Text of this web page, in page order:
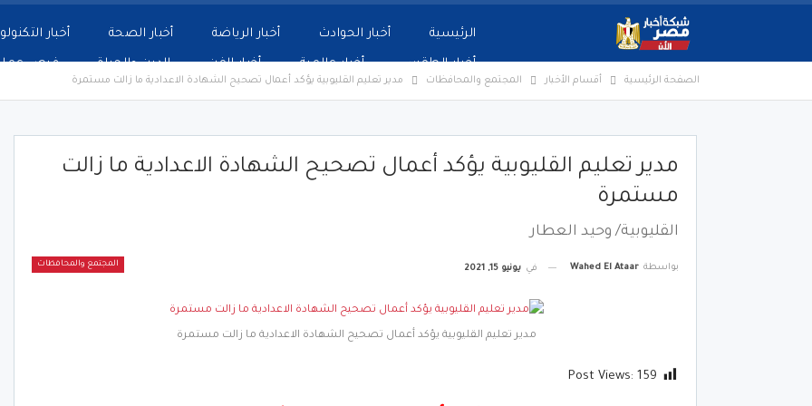
الرئيسية أخبار الحوادث أخبار الرياضة أخبار الصحة أخبار
أخبار الطقس أخبار عالمية أخبار الفن الدين والحياة فرص
الصفحة الرئيسية أقسام الأخبار المجتمع والمحافظات مدير تعليم القليوبية يؤكد أعمال تصحيح الشهادة الاعدادية ما زالت مستمرة
مدير تعليم القليوبية يؤكد أعمال تصحيح الشهادة الاعدادية ما زالت
مستمرة
القليوبية/ وحيد العطار
المجتمع والمحافظات بواسطة Wahed El Ataar في يونيو 15, 2021
مدير تعليم القليوبية يؤكد أعمال تصحيح الشهادة الاعدادية ما زالت مستمرة
Post Views: 159